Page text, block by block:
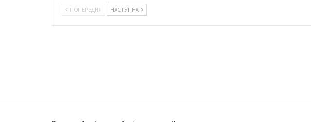
ПОПЕРЕДНЯ НАСТУПНА